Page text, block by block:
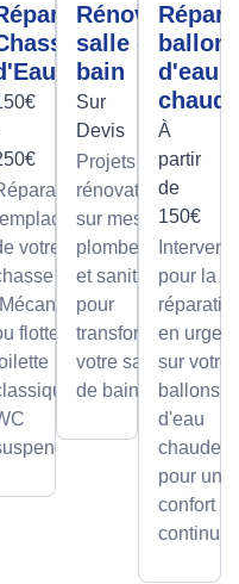
et
votre
d'eau
flotteur) sur
ou
Rénovation
salle de
bain
Sur
Devis
Projets de
rénovation
sur mesure
plomberie
et sanitaire
pour
transformer
votre salle
de bain.
ballon
d'eau
À
partir
de
150€
pour la
en
sur votre
ballons
d'eau
chaude,
pour un
confort
continu.